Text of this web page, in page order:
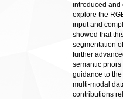
introduced and
explore the
input and
showed that
segmentation
further
semantic
guidance to
multi-modal
contributions